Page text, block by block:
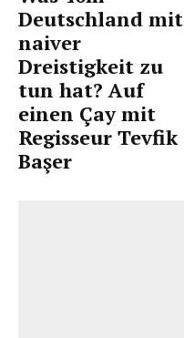
Deutschland mit
naiver
Dreistigkeit zu
tun hat? Auf
einen Çay mit
Regisseur Tevfik
Başer